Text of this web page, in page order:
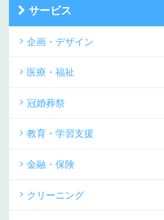
サービス
企画・デザイン
医療・福祉
冠婚葬祭
教育・学習支援
金融・保険
クリーニング